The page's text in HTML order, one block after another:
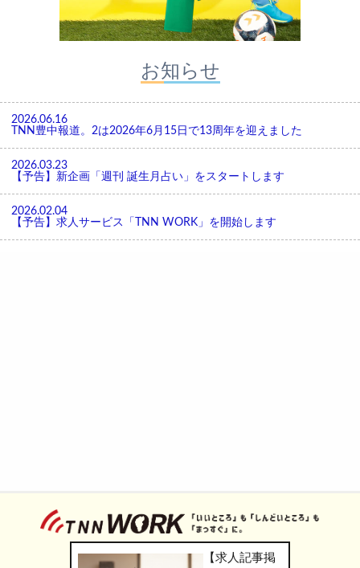
お知らせ
2026.06.16
TNN豊中報道。2は2026年6月15日で13周年を迎えました
2026.03.23
【予告】新企画「週刊 誕生月占い」をスタートします
2026.02.04
【予告】求人サービス「TNN WORK」を開始します
【求人記事掲